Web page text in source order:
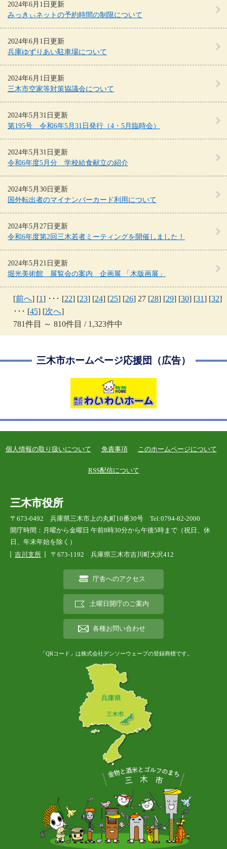
2024年6月1日更新
みっきぃネットの予約時間の制限について
2024年6月1日更新
兵庫ゆずりあい駐車場について
2024年6月1日更新
三木市空家等対策協議会について
2024年5月31日更新
第195号 令和6年5月31日発行（4・5月臨時会）
2024年5月31日更新
令和6年度5月分 学校給食献立の紹介
2024年5月30日更新
国外転出者のマイナンバーカード利用について
2024年5月27日更新
令和6年度第2回三木若者ミーティングを開催しました！
2024年5月21日更新
堀光美術館 展覧会の案内 企画展 「木版画展」
[前へ] [1] ･･･ [22] [23] [24] [25] [26] 27 [28] [29] [30] [31] [32]
･･･ [45] [次へ]
781件目 ～ 810件目 / 1,323件中
三木市ホームページ応援団（広告）
個人情報の取り扱いについて 免責事項 このホームページについて
RSS配信について
三木市役所
〒673-0492 兵庫県三木市上の丸町10番30号 Tel:0794-82-2000
開庁時間：月曜から金曜日 午前8時30分から午後5時まで（祝日、休
日、年末年始を除く）
吉川支所
〒673-1192 兵庫県三木市吉川町大沢412
庁舎へのアクセス
土曜日開庁のご案内
各種お問い合わせ
「QRコード」は株式会社デンソーウェーブの登録商標です。